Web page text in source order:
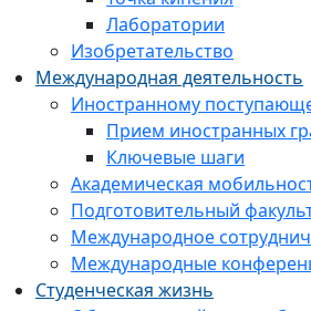
Лаборатории
Изобретательство
Международная деятельность
Иностранному
Прием иностранных
Ключевые шаги
Академическая
Подготовительный
Международное
Международные
Студенческая жизнь